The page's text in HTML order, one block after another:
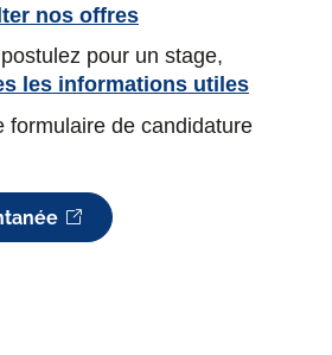
nos offres
pour un stage,
les informations utiles
formulaire de candidature